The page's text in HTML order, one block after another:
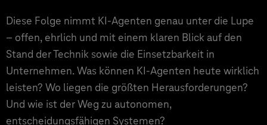
Diese Folge nimmt KI-Agenten genau unter die Lupe
– offen, ehrlich und mit einem klaren Blick auf den
Stand der Technik sowie die Einsetzbarkeit in
Unternehmen. Was können KI-Agenten heute wirklich
leisten? Wo liegen die größten Herausforderungen?
Und wie ist der Weg zu autonomen,
entscheidungsfähigen Systemen?